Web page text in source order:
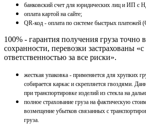
банковский счет для юридических лиц и ИП
оплата картой на сайте;
QR-код - оплата по системе быстрых платежей
100% - гарантия получения груза точно
сохранности, перевозки застрахованы
ответственностью за все риски».
жесткая упаковка - применяется для хрупких
собирается каркас и скрепляется гвоздями.
при транспортировке изделий из стекла на
полное страхование груза на фактическую
возмещение убытков связанных с
груза.